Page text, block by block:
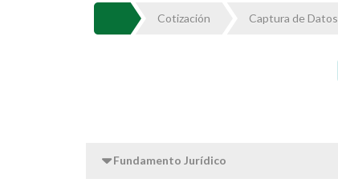
Cotización Captura de Datos
Fundamento Jurídico